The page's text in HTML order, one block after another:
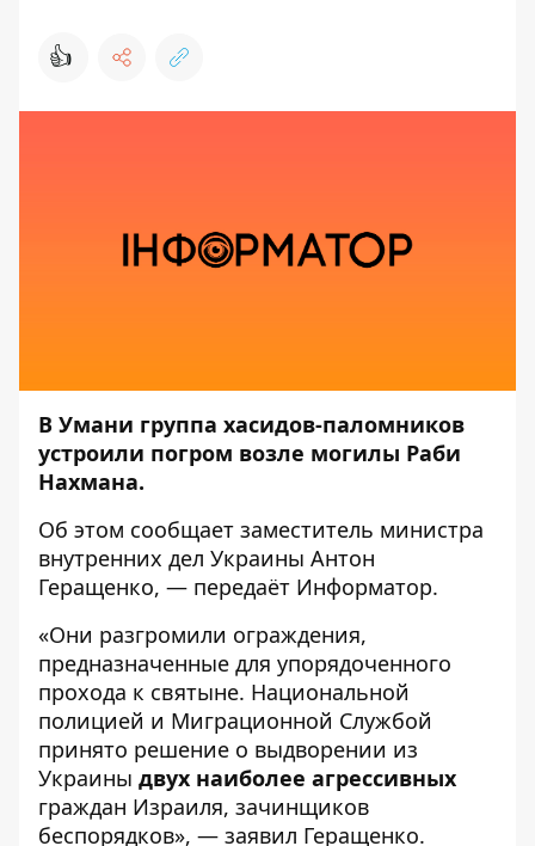
👍
В Умани группа хасидов-паломников
устроили погром возле могилы Раби
Нахмана.
Об этом сообщает заместитель министра
внутренних дел Украины Антон
Геращенко, — передаёт Информатор.
«Они разгромили ограждения,
предназначенные для упорядоченного
прохода к святыне. Национальной
полицией и Миграционной Службой
принято решение о выдворении из
Украины двух наиболее агрессивных
граждан Израиля, зачинщиков
беспорядков», — заявил Геращенко.